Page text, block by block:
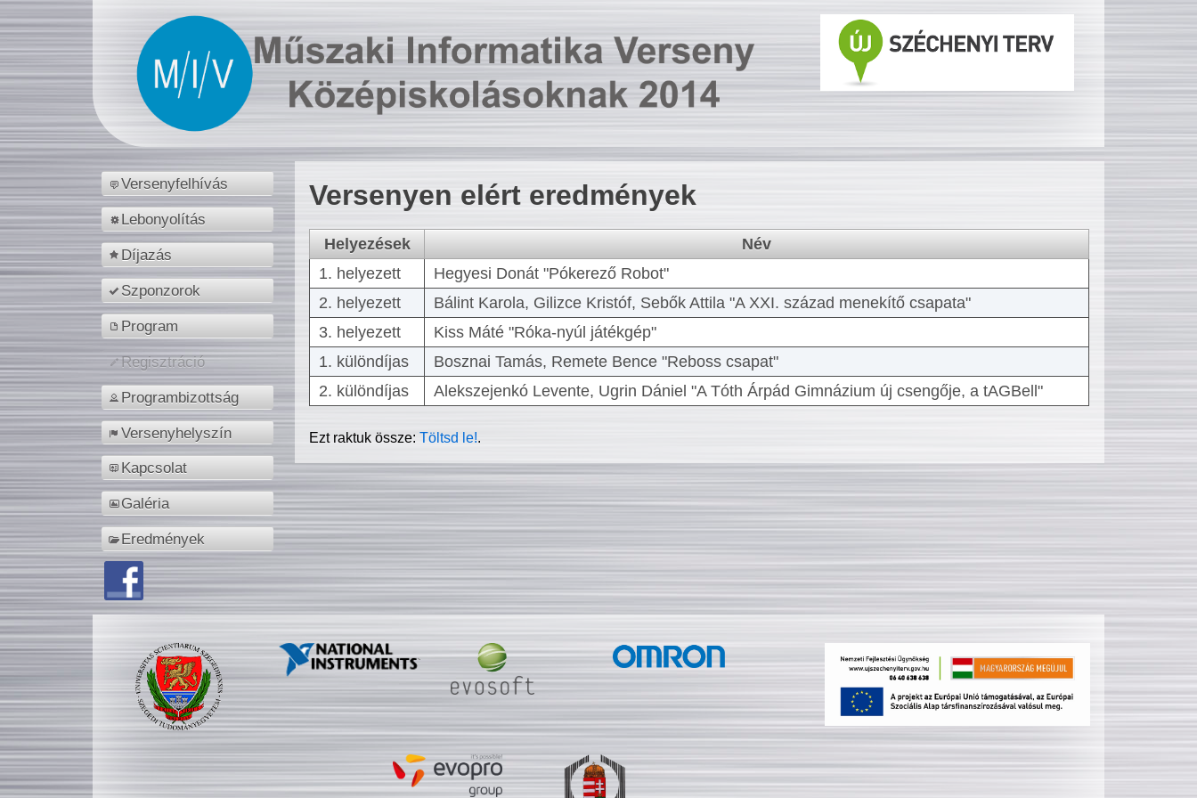
Versenyfelhívás
Lebonyolítás
Díjazás
Szponzorok
Program
Regisztráció
Programbizottság
Versenyhelyszín
Kapcsolat
Galéria
Eredmények
Versenyen elért eredmények
Helyezések
Név
1. helyezett
Hegyesi Donát "Pókerező Robot"
2. helyezett
Bálint Karola, Gilizce Kristóf, Sebők Attila "A XXI. század menekítő csapata"
3. helyezett
Kiss Máté "Róka-nyúl játékgép"
1. különdíjas
Bosznai Tamás, Remete Bence "Reboss csapat"
2. különdíjas
Alekszejenkó Levente, Ugrin Dániel "A Tóth Árpád Gimnázium új csengője, a tAGBell"
Ezt raktuk össze:Töltsd le!.